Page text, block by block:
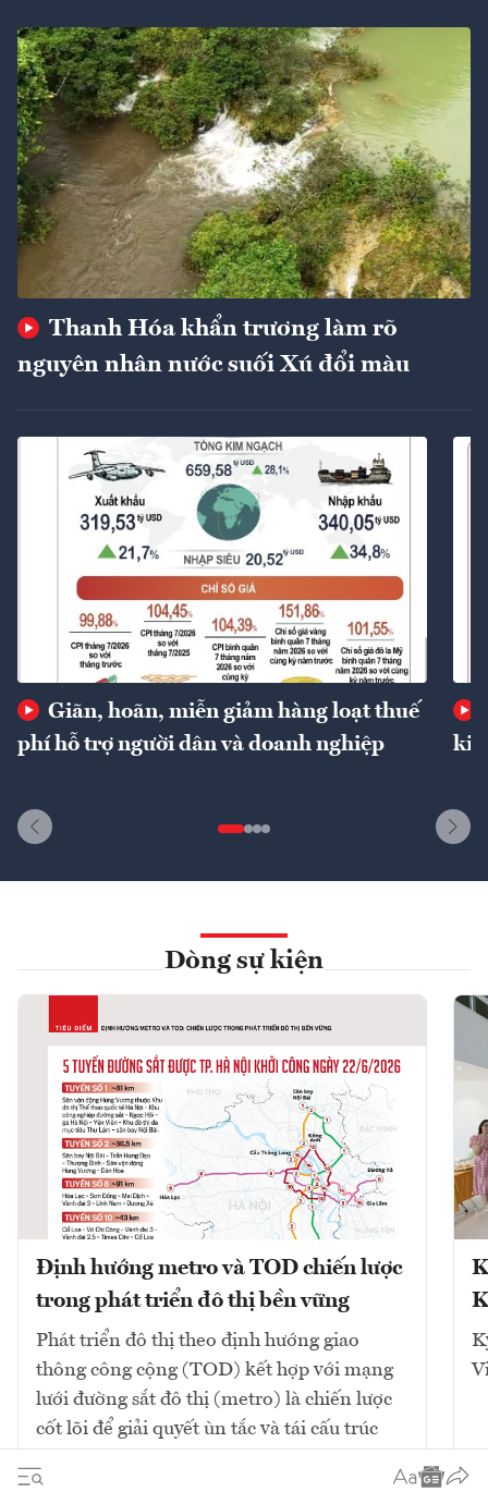
Thanh Hóa khẩn trương làm rõ
nguyên nhân nước suối Xú đổi màu
Giãn, hoãn, miễn giảm hàng loạt thuế
phí hỗ trợ người dân và doanh nghiệp
Dòng sự kiện
Định hướng metro và TOD chiến lược
trong phát triển đô thị bền vững
Phát triển đô thị theo định hướng giao
thông công cộng (TOD) kết hợp với mạng
lưới đường sắt đô thị (metro) là chiến lược
cốt lõi để giải quyết ùn tắc và tái cấu trúc